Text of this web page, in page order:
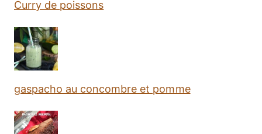
Curry de poissons
gaspacho au concombre et pomme